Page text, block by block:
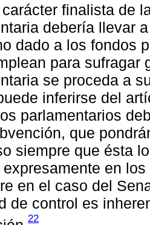
finalista de
debería llevar
dado a los fondos
para sufragar
se proceda a
inferirse del
parlamentarios
que
siempre que ésta
en
en el caso del
de control es
22